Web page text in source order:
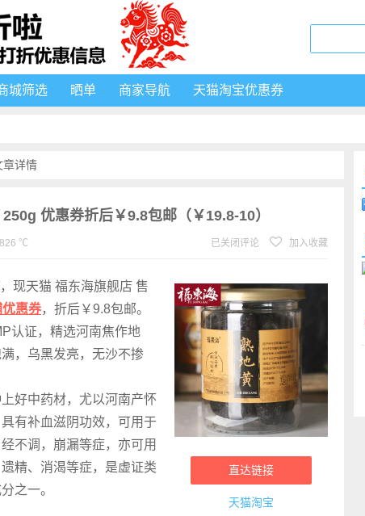
城筛选 晒单 商家导航 天猫淘宝优惠券
章详情
优惠券折后￥9.8包邮（￥19.8-10）
℃ 已关闭评论 加入收藏
直达链接
天猫淘宝
现天猫 福东海旗舰店 售
优惠券，折后￥9.8包邮。
认证，精选河南焦作地
，乌黑发亮，无沙不掺
好中药材，尤以河南产怀
有补血滋阴功效，可用于
不调，崩漏等症，亦可用
精、消渴等症，是虚证类
之一。